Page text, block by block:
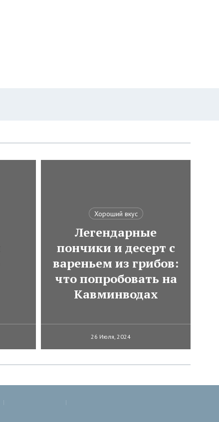
Хороший вкус
Легендарные
пончики и десерт с
вареньем из грибов:
что попробовать на
Кавминводах
26 Июля, 2024